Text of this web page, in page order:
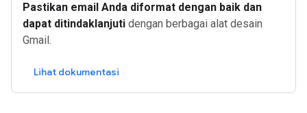
Pastikan email Anda diformat dengan baik dan
dapat ditindaklanjuti dengan berbagai alat desain
Gmail.
Lihat dokumentasi